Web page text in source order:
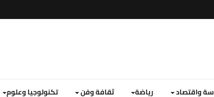
واقتصاد رياضة ثقافة وفن تكنولوجيا وعلوم